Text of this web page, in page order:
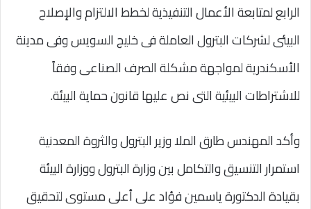
الرابع لمتابعة الأعمال التنفيذية لخطط الالتزام والإصلاح
البيئى لشركات البترول العاملة فى خليج السويس وفى مدينة
الأسكندرية لمواجهة مشكلة الصرف الصناعى وفقاً
للاشتراطات البيئية التى نص عليها قانون حماية البيئة.
وأكد المهندس طارق الملا وزير البترول والثروة المعدنية
استمرار التنسيق والتكامل بين وزارة البترول ووزارة البيئة
بقيادة الدكتورة ياسمين فؤاد على أعلى مستوى لتحقيق